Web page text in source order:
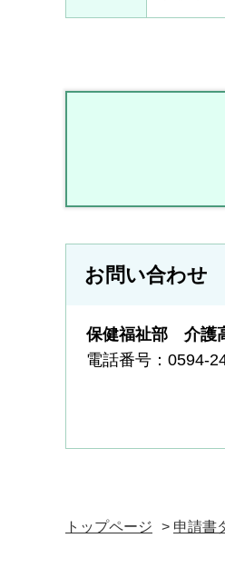
お問い合わせ
保健福祉部 介護
電話番号：0594-
トップページ > 申請書